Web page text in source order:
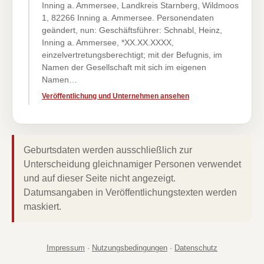
Inning a. Ammersee, Landkreis Starnberg, Wildmoos
1, 82266 Inning a. Ammersee. Personendaten
geändert, nun: Geschäftsführer: Schnabl, Heinz,
Inning a. Ammersee, *XX.XX.XXXX,
einzelvertretungsberechtigt; mit der Befugnis, im
Namen der Gesellschaft mit sich im eigenen
Namen…
Veröffentlichung und Unternehmen ansehen
Geburtsdaten werden ausschließlich zur
Unterscheidung gleichnamiger Personen verwendet
und auf dieser Seite nicht angezeigt.
Datumsangaben in Veröffentlichungstexten werden
maskiert.
Impressum · Nutzungsbedingungen · Datenschutz